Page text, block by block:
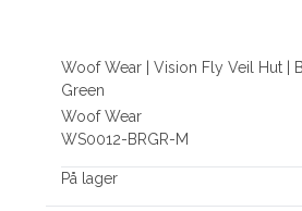
Woof Wear | Vision Fly Veil Hut |
Green
Woof Wear
WS0012-BRGR-M
På lager